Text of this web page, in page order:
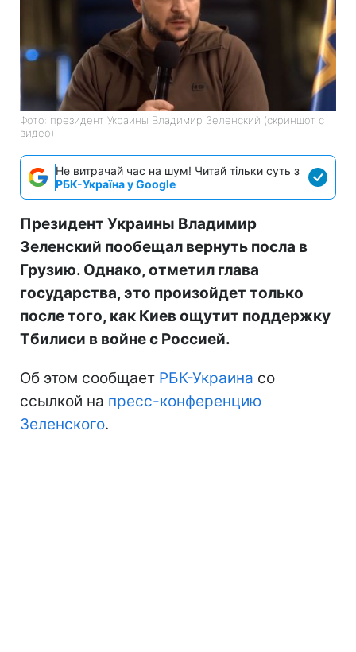
Фото: президент Украины Владимир Зеленский (скриншот с
видео)
Не витрачай час на шум! Читай тільки суть з
РБК-Україна у Google
Президент Украины Владимир
Зеленский пообещал вернуть посла в
Грузию. Однако, отметил глава
государства, это произойдет только
после того, как Киев ощутит поддержку
Тбилиси в войне с Россией.
Об этом сообщает РБК-Украина со
ссылкой на пресс-конференцию
Зеленского.